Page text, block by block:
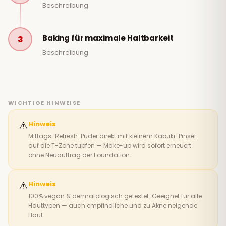
Beschreibung
3 Baking für maximale Haltbarkeit
Beschreibung
WICHTIGE HINWEISE
⚠️Hinweis
Mittags-Refresh: Puder direkt mit kleinem Kabuki-Pinsel
auf die T-Zone tupfen — Make-up wird sofort erneuert
ohne Neuauftrag der Foundation.
⚠️Hinweis
100% vegan & dermatologisch getestet. Geeignet für alle
Hauttypen — auch empfindliche und zu Akne neigende
Haut.